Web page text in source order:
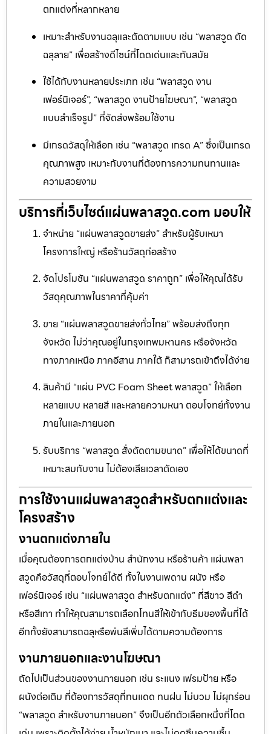
ตกแต่งที่หลากหลาย
เหมาะสำหรับงานฉลุและตัดตามแบบ เช่น “พลาสวูด ตัด
ฉลุลาย” เพื่อสร้างดีไซน์ที่โดดเด่นและทันสมัย
ใช้ได้กับงานหลายประเภท เช่น “พลาสวูด งาน
เฟอร์นิเจอร์”, “พลาสวูด งานป้ายโฆษณา”, “พลาสวูด
แบบสำเร็จรูป” ที่จัดส่งพร้อมใช้งาน
มีเกรดวัสดุให้เลือก เช่น “พลาสวูด เกรด A” ซึ่งเป็นเกรด
คุณภาพสูง เหมาะกับงานที่ต้องการความทนทานและ
ความสวยงาม
บริการที่เว็บไซต์แผ่นพลาสวูด.com มอบให้
จำหน่าย “แผ่นพลาสวูดขายส่ง” สำหรับผู้รับเหมา
โครงการใหญ่ หรือร้านวัสดุก่อสร้าง
จัดโปรโมชัน “แผ่นพลาสวูด ราคาถูก” เพื่อให้คุณได้รับ
วัสดุคุณภาพในราคาที่คุ้มค่า
ขาย “แผ่นพลาสวูดขายส่งทั่วไทย” พร้อมส่งถึงทุก
จังหวัด ไม่ว่าคุณอยู่ในกรุงเทพมหานคร หรือจังหวัด
ทางภาคเหนือ ภาคอีสาน ภาคใต้ ก็สามารถเข้าถึงได้ง่าย
สินค้ามี “แผ่น PVC Foam Sheet พลาสวูด” ให้เลือก
หลายแบบ หลายสี และหลายความหนา ตอบโจทย์ทั้งงาน
ภายในและภายนอก
รับบริการ “พลาสวูด สั่งตัดตามขนาด” เพื่อให้ได้ขนาดที่
เหมาะสมกับงาน ไม่ต้องเสียเวลาตัดเอง
การใช้งานแผ่นพลาสวูดสำหรับตกแต่งและ
โครงสร้าง
งานตกแต่งภายใน
เมื่อคุณต้องการตกแต่งบ้าน สำนักงาน หรือร้านค้า แผ่นพลา
สวูดคือวัสดุที่ตอบโจทย์ได้ดี ทั้งในงานเพดาน ผนัง หรือ
เฟอร์นิเจอร์ เช่น “แผ่นพลาสวูด สำหรับตกแต่ง” ที่สีขาว สีดำ
หรือสีเทา ทำให้คุณสามารถเลือกโทนสีให้เข้ากับธีมของพื้นที่ได้
อีกทั้งยังสามารถฉลุหรือพ่นสีเพิ่มได้ตามความต้องการ
งานภายนอกและงานโฆษณา
ถัดไปเป็นส่วนของงานภายนอก เช่น ระแนง เฟรมป้าย หรือ
ผนังต่อเติม ที่ต้องการวัสดุที่ทนแดด ทนฝน ไม่บวม ไม่ผุกร่อน
“พลาสวูด สำหรับงานภายนอก” จึงเป็นอีกตัวเลือกหนึ่งที่โดด